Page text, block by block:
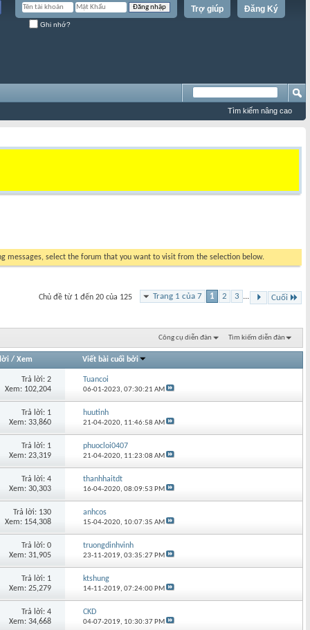
Đăng Ký
Trợ giúp
Ghi nhớ?
Tìm kiếm nâng cao
messages, select the forum that you want to visit from the selection below.
Trang 1 của 7 1 2 3 ... Cuối
Chủ đề từ 1 đến 20 của 125
Công cụ diễn đàn Tìm kiếm diễn đàn
/ Xem Viết bài cuối bởi
Trả lời: 2
Xem: 102,204
Tuancoi
06-01-2023,07:30:21 AM
Trả lời: 1
Xem: 33,860
huutinh
21-04-2020, 11:46:58 AM
Trả lời: 1
Xem: 23,319
phuocloi0407
21-04-2020, 11:23:08 AM
Trả lời: 4
Xem: 30,303
thanhhaitdt
16-04-2020,08:09:53 PM
Trả lời: 130
Xem: 154,308
anhcos
15-04-2020, 10:07:35 AM
Trả lời: 0
Xem: 31,905
truongdinhvinh
23-11-2019,03:35:27 PM
Trả lời: 1
Xem: 25,279
ktshung
14-11-2019,07:24:00 PM
Trả lời: 4
Xem: 34,668
CKD
04-07-2019, 10:30:37 PM